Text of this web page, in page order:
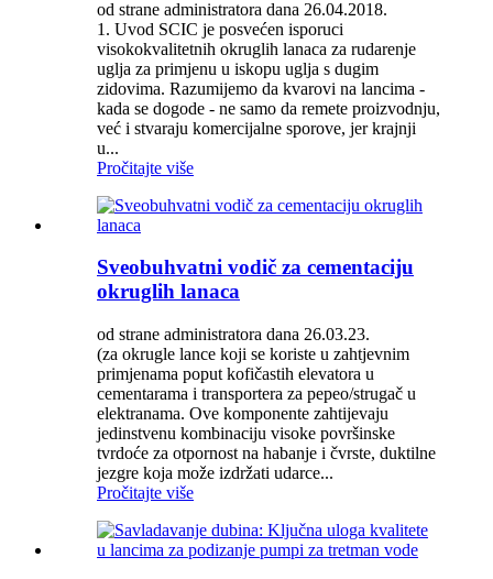
od strane administratora dana 26.04.2018.
1. Uvod SCIC je posvećen isporuci
visokokvalitetnih okruglih lanaca za rudarenje
uglja za primjenu u iskopu uglja s dugim
zidovima. Razumijemo da kvarovi na lancima -
kada se dogode - ne samo da remete proizvodnju,
već i stvaraju komercijalne sporove, jer krajnji
u...
Pročitajte više
Sveobuhvatni vodič za cementaciju
okruglih lanaca
od strane administratora dana 26.03.23.
(za okrugle lance koji se koriste u zahtjevnim
primjenama poput kofičastih elevatora u
cementarama i transportera za pepeo/strugač u
elektranama. Ove komponente zahtijevaju
jedinstvenu kombinaciju visoke površinske
tvrdoće za otpornost na habanje i čvrste, duktilne
jezgre koja može izdržati udarce...
Pročitajte više